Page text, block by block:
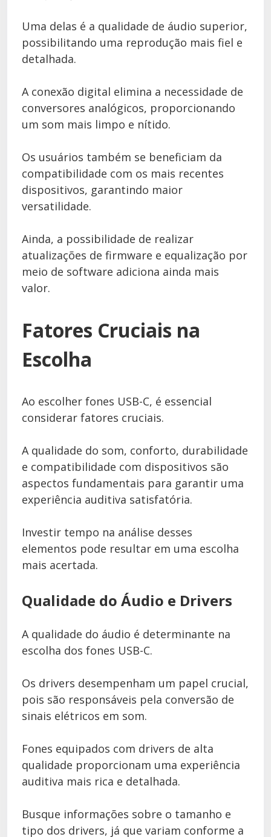
Uma delas é a qualidade de áudio superior,
possibilitando uma reprodução mais fiel e
detalhada.
A conexão digital elimina a necessidade de
conversores analógicos, proporcionando
um som mais limpo e nítido.
Os usuários também se beneficiam da
compatibilidade com os mais recentes
dispositivos, garantindo maior
versatilidade.
Ainda, a possibilidade de realizar
atualizações de firmware e equalização por
meio de software adiciona ainda mais
valor.
Fatores Cruciais na
Escolha
Ao escolher fones USB-C, é essencial
considerar fatores cruciais.
A qualidade do som, conforto, durabilidade
e compatibilidade com dispositivos são
aspectos fundamentais para garantir uma
experiência auditiva satisfatória.
Investir tempo na análise desses
elementos pode resultar em uma escolha
mais acertada.
Qualidade do Áudio e Drivers
A qualidade do áudio é determinante na
escolha dos fones USB-C.
Os drivers desempenham um papel crucial,
pois são responsáveis pela conversão de
sinais elétricos em som.
Fones equipados com drivers de alta
qualidade proporcionam uma experiência
auditiva mais rica e detalhada.
Busque informações sobre o tamanho e
tipo dos drivers, já que variam conforme a